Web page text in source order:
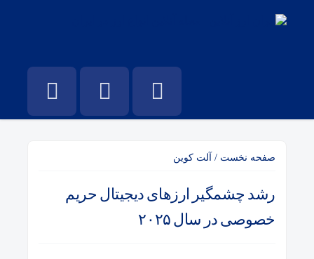
صفحه نخست / آلت کوین
رشد چشمگیر ارزهای دیجیتال حریم
خصوصی در سال ۲۰۲۵